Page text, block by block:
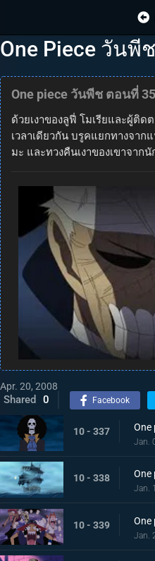
One Piece วันพี
One piece วันพีช ตอนที่
ด้วยเงาของลูฟี่ โมเรียและผู้ติ
เวลาเดียวกัน บรูคแยกทางจา
มะ และทวงคืนเงาของเขาจาก
Apr. 20, 2008
Shared 0 Facebook
10 - 337
Jan.
10 - 338
Jan.
10 - 339
Jan.